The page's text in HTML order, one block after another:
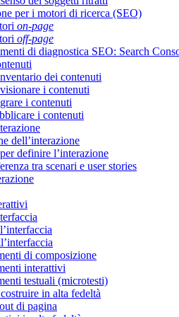
per i motori di ricerca (SEO)
on-page
off-page
di diagnostica SEO: Search
dei contenuti
i contenuti
i contenuti
i contenuti
dell’interazione
definire l’interazione
tra scenari e user stories
di composizione
interattivi
testuali (microtesti)
in alta fedeltà
di pagina